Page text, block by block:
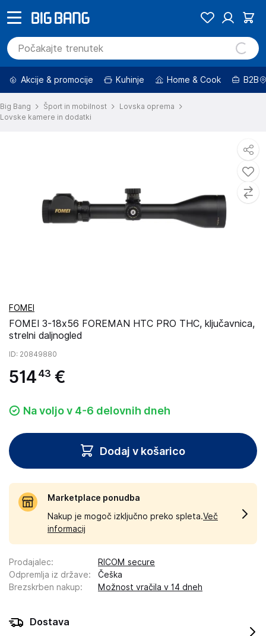
Akcije & promocije Kuhinje Home & Cook B2B
Big Bang Šport in mobilnost
Lovska oprema
Lovske kamere in dodatki
FOMEI
FOMEI 3-18x56 FOREMAN HTC PRO THC, ključavnica,
strelni daljnogled
ID: 20849880
514 43 €
Na voljo v 4-6 delovnih dneh
Dodaj v košarico
Marketplace ponudba
Nakup je mogoč izključno preko spleta.Več
informacij
Prodajalec:
RICOM secure
Odpremlja iz države:
Češka
Brezskrben nakup: Možnost vračila v 14 dneh
Dostava